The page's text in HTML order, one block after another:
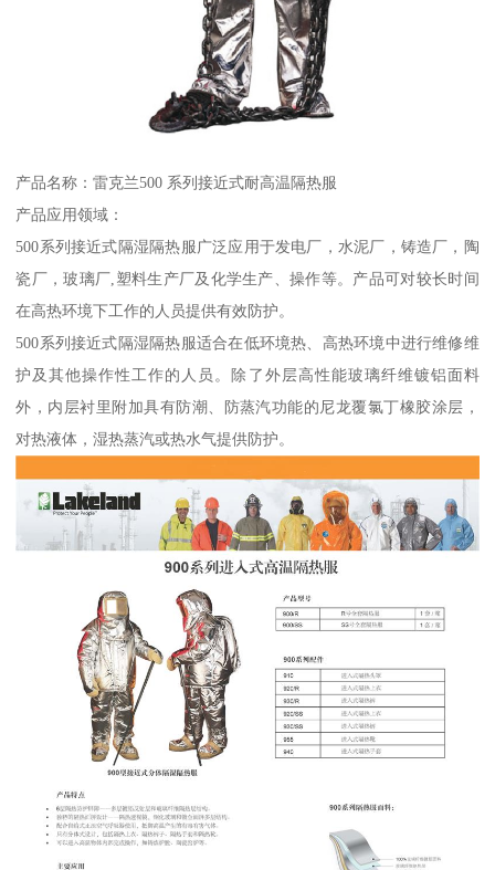
产品名称：雷克兰500 系列接近式耐高温隔热服
产品应用领域：
500系列接近式隔湿隔热服广泛应用于发电厂，水泥厂，铸造厂，陶
瓷厂，玻璃厂,塑料生产厂及化学生产、操作等。产品可对较长时间
在高热环境下工作的人员提供有效防护。
500系列接近式隔湿隔热服适合在低环境热、高热环境中进行维修维
护及其他操作性工作的人员。除了外层高性能玻璃纤维镀铝面料
外，内层衬里附加具有防潮、防蒸汽功能的尼龙覆氯丁橡胶涂层，
对热液体，湿热蒸汽或热水气提供防护。